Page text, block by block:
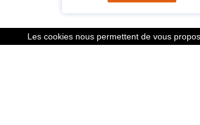
Les cookies nous permettent de vous